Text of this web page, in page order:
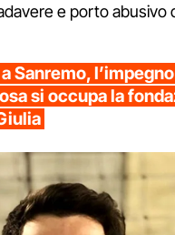
e porto abusivo
Sanremo,
si occupa la